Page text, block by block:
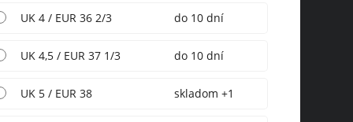
UK 4 / EUR 36 2/3 do 10 dní
UK 4,5 / EUR 37 1/3 do 10 dní
UK 5 / EUR 38 skladom +1